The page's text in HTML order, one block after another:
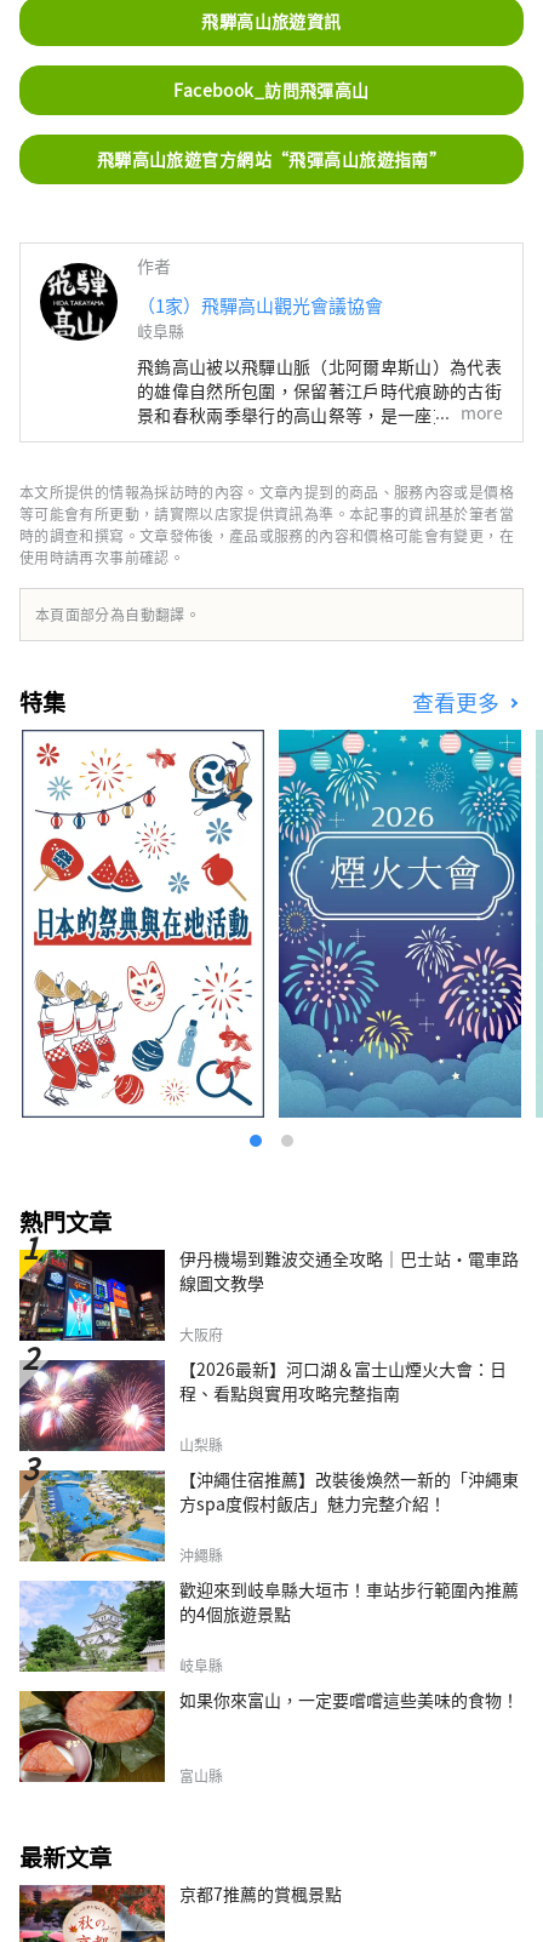
飛騨高山旅遊資訊
Facebook_訪問飛彈高山
飛騨高山旅遊官方網站“飛彈高山旅遊指南”
作者
（1家）飛驒高山觀光會議協會
岐阜縣
飛鎢高山被以飛驒山脈（北阿爾卑斯山）為代表
的雄偉自然所包圍，保留著江戶時代痕跡的古街
景和春秋兩季舉行的高山祭等，是一座充滿歷史
和傳統文化的城鎮。還有飛驒高山溫泉、奧飛鎢
尤其是在春季和秋季舉行的高山祭，以華麗的花
車（大石花車）、精心移動的機械人偶、畫卷複
製品為中心的祭典遊行為特徵，吸引了來自國內
外的眾多人士前來參觀。觀看。我會去拜訪。
距離東京約6小時，距離大阪約4小時。週邊有
白川鄉、上高地、金澤等日本著名的旅遊勝地，
涉足自然、歷史、傳統、文化、美食等各領域的
飛驒人民，淳樸而熱情，對來訪的遊客熱情款
待。
more
本文所提供的情報為採訪時的內容。文章內提到的商品、服務內容或是價格
等可能會有所更動，請實際以店家提供資訊為準。本記事的資訊基於筆者當
時的調查和撰寫。文章發佈後，產品或服務的內容和價格可能會有變更，在
使用時請再次事前確認。
本頁面部分為自動翻譯。
特集 查看更多
熱門文章
伊丹機場到難波交通全攻略｜巴士站・電車路
線圖文教學
大阪府
【2026最新】河口湖＆富士山煙火大會：日
程、看點與實用攻略完整指南
山梨縣
【沖繩住宿推薦】改裝後煥然一新的「沖繩東
方spa度假村飯店」魅力完整介紹！
沖繩縣
歡迎來到岐阜縣大垣市！車站步行範圍內推薦
的4個旅遊景點
岐阜縣
如果你來富山，一定要嚐嚐這些美味的食物！
富山縣
最新文章
京都7推薦的賞楓景點